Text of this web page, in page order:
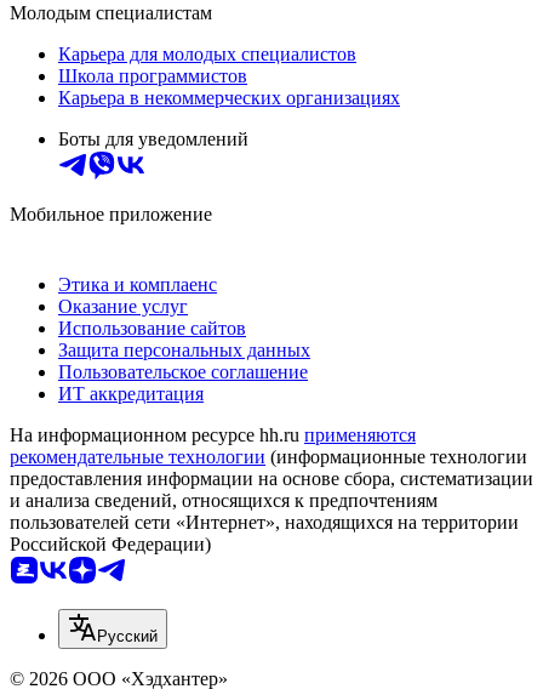
Молодым специалистам
Карьера для молодых специалистов
Школа программистов
Карьера в некоммерческих организациях
Боты для уведомлений
Мобильное приложение
Этика и комплаенс
Оказание услуг
Использование сайтов
Защита персональных данных
Пользовательское соглашение
ИТ аккредитация
На информационном ресурсе hh.ru применяются
рекомендательные технологии (информационные технологии
предоставления информации на основе сбора, систематизации
и анализа сведений, относящихся к предпочтениям
пользователей сети «Интернет», находящихся на территории
Российской Федерации)
Русский
© 2026 ООО «Хэдхантер»